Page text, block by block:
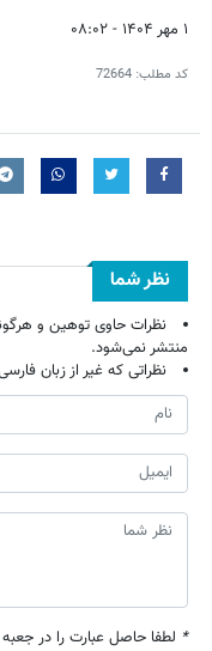
۱ مهر ۱۴۰۴ - ۰۸:۰۲
کد مطلب: 72664
نظر شما
نظرات حاوی توهین و
منتشر نمی‌شود.
نظراتی که غیر از زبان
* لطفا حاصل عبارت را در